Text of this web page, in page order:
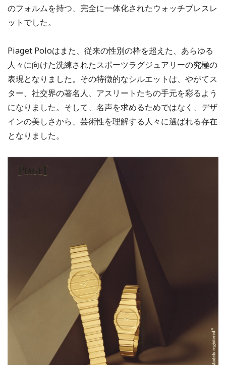
のフォルムを持つ、完全に一体化されたウォッチブレスレ
ットでした。
Piaget Poloはまた、従来の性別の枠を超えた、あらゆる
人々に向けた洗練されたスポーツラグジュアリーの究極の
表現となりました。その特徴的なシルエットは、やがてス
ター、社交界の著名人、アスリートたちの手元を彩るよう
になりました。そして、名声を求めるためではなく、デザ
インの美しさから、芸術性を理解する人々に選ばれる存在
となりました。